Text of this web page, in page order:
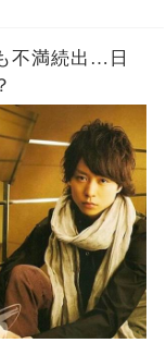
不満続出…日